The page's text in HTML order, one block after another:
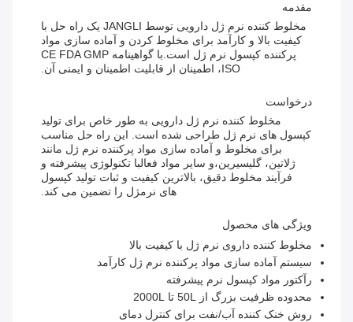
مقدمه
مخلوط کننده نرم ژل دارویی توسط JANGLI یک راه حل با
کیفیت بالا و کارآمد برای مخلوط کردن و آماده سازی مواد
پرکننده کپسول نرم ژل است.با گواهینامه CE FDA GMP
ISO، اطمینان از قابلیت اطمینان و ایمنی آن.
درخواست
مخلوط کننده نرم ژل دارویی به طور خاص برای تولید
کپسول های نرم ژل طراحی شده است. این راه حل مناسب
برای مخلوط و آماده سازی مواد پرکننده نرم ژل مانند
ژلاتین، گلیسیرین،و سایر مواد فعالبا تکنولوژی پیشرفته و
فرآیند مخلوط دقیق، بالاترین کیفیت و ثبات تولید کپسول
های نرمژل را تضمین می کند.
ویژگی های محصول
مخلوط کننده داروی نرم ژل با کیفیت بالا
سیستم آماده سازی مواد پرکننده نرم ژل کارآمد
رآکتور مواد کپسول نرم پیشرفته
محدوده ظرفیت بزرگ از 50L تا 2000L
روش خنک کننده آب/نفت برای کنترل دمای